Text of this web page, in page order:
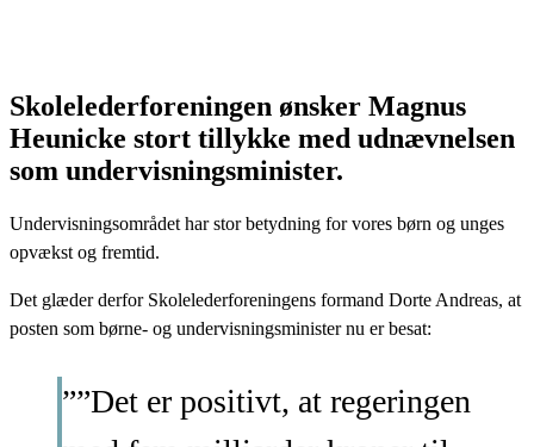
Skolelederforeningen ønsker Magnus
Heunicke stort tillykke med udnævnelsen
som undervisningsminister.
Undervisningsområdet har stor betydning for vores børn og unges
opvækst og fremtid.
Det glæder derfor Skolelederforeningens formand Dorte Andreas, at
posten som børne- og undervisningsminister nu er besat:
””Det er positivt, at regeringen